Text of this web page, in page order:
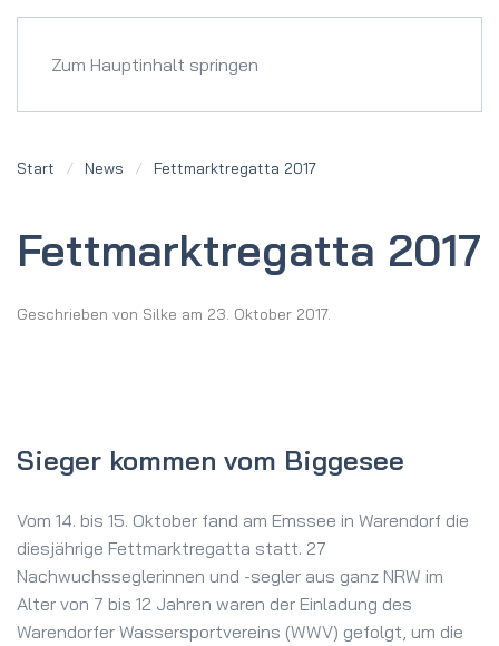
Zum Hauptinhalt springen
Start News Fettmarkt­regatta 2017
Fettmarkt­regatta 2017
Geschrieben von Silke am 23. Oktober 2017.
Sieger kommen vom Biggesee
Vom 14. bis 15. Oktober fand am Emssee in Warendorf die
diesjährige Fettmarktregatta statt. 27
Nachwuchsseglerinnen und -segler aus ganz NRW im
Alter von 7 bis 12 Jahren waren der Einladung des
Warendorfer Wassersportvereins (WWV) gefolgt, um die